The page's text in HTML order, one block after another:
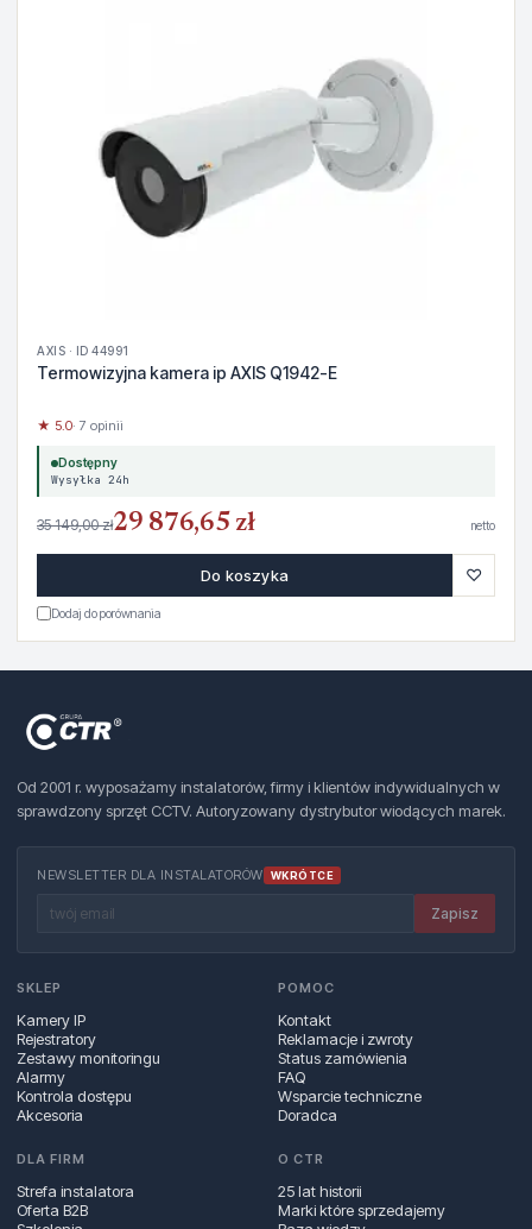
AXIS · ID 44991
Termowizyjna kamera ip AXIS Q1942-E
★ 5.0· 7 opinii
Dostępny
Wysyłka 24h
35 149,00 zł29 876,65 zł netto
Do koszyka ♡
Dodaj do porównania
Od 2001 r. wyposażamy instalatorów, firmy i klientów indywidualnych w
sprawdzony sprzęt CCTV. Autoryzowany dystrybutor wiodących marek.
NEWSLETTER DLA INSTALATORÓW WKRÓTCE
Zapisz
SKLEP
Kamery IP
Rejestratory
Zestawy monitoringu
Alarmy
Kontrola dostępu
Akcesoria
POMOC
Kontakt
Reklamacje i zwroty
Status zamówienia
FAQ
Wsparcie techniczne
Doradca
DLA FIRM
Strefa instalatora
Oferta B2B
O CTR
25 lat historii
Marki które sprzedajemy